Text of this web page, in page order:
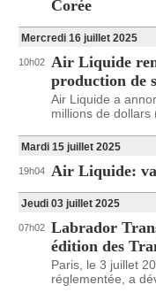
Corée
Mercredi 16 juillet 2025
10h02 Air Liquide
production de
Air Liquide a
millions de dollars
Mardi 15 juillet 2025
19h04 Air Liquide:
Jeudi 03 juillet 2025
07h02 Labrador
édition des
Paris, le 3 juillet
réglementée, a